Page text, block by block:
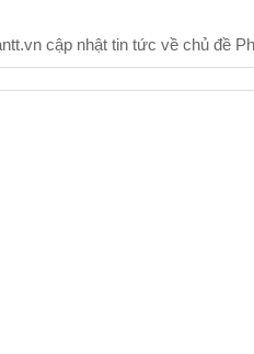
cập nhật tin tức về chủ đề